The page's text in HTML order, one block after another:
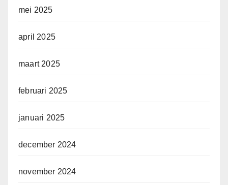
mei 2025
april 2025
maart 2025
februari 2025
januari 2025
december 2024
november 2024